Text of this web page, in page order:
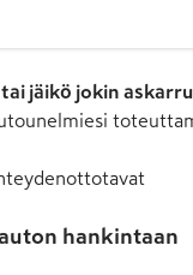
jäikö jokin
hankintaan